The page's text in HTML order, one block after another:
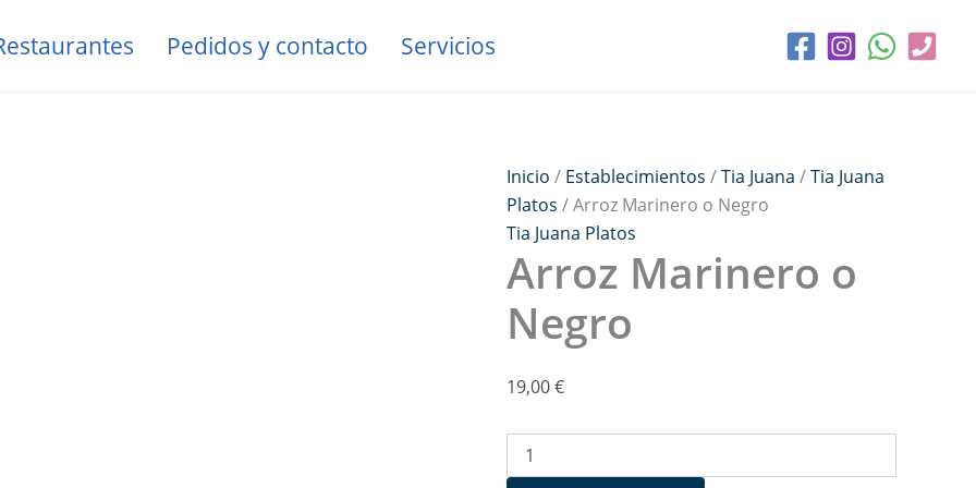
Pedidos y contacto Servicios
Inicio / Establecimientos /Tia Juana /Tia Juana
Platos / Arroz Marinero o Negro
Tia Juana Platos
Arroz Marinero o
Negro
19,00€